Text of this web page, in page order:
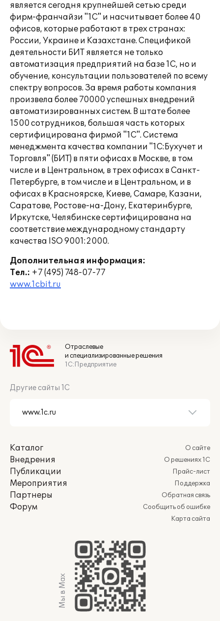
является сегодня крупнейшей сетью среди
фирм-франчайзи "1С" и насчитывает более 40
офисов, которые работают в трех странах:
России, Украине и Казахстане. Спецификой
деятельности БИТ является не только
автоматизация предприятий на базе 1С, но и
обучение, консультации пользователей по всему
спектру вопросов. За время работы компания
произвела более 70000 успешных внедрений
автоматизированных систем. В штате более
1500 сотрудников, большая часть которых
сертифицирована фирмой "1С". Система
менеджмента качества компании "1С:Бухучет и
Торговля" (БИТ) в пяти офисах в Москве, в том
числе и в Центральном, в трех офисах в Санкт-
Петербурге, в том числе и в Центральном, и в
офисах в Красноярске, Киеве, Самаре, Казани,
Саратове, Ростове-на-Дону, Екатеринбурге,
Иркутске, Челябинске сертифицирована на
соответствие международному стандарту
качества ISO 9001:2000.
Дополнительная информация:
Тел.: +7 (495) 748-07-77
www.1cbit.ru
Отраслевые
и специализированные решения
1С:Предприятие
Другие сайты 1С
Каталог
Внедрения
Публикации
Мероприятия
Партнеры
Форум
О сайте
О решениях 1С
Прайс-лист
Поддержка
Обратная связь
Сообщить об ошибке
Карта сайта
Мы в Max